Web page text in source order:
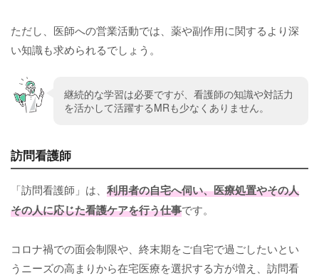
ただし、医師への営業活動では、薬や副作用に関するより深
い知識も求められるでしょう。
継続的な学習は必要ですが、看護師の知識や対話力
を活かして活躍するMRも少なくありません。
訪問看護師
「訪問看護師」は、 利用者の自宅へ伺い、医療処置やその人
その人に応じた看護ケアを行う仕事です。
コロナ禍での面会制限や、終末期をご自宅で過ごしたいとい
うニーズの高まりから在宅医療を選択する方が増え、訪問看